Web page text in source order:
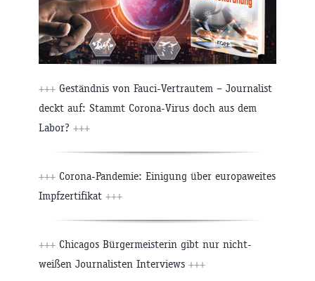
+++ Geständnis von Fauci-Vertrautem – Journalist
deckt auf: Stammt Corona-Virus doch aus dem
Labor? +++
+++ Corona-Pandemie: Einigung über europaweites
Impfzertifikat +++
+++ Chicagos Bürgermeisterin gibt nur nicht-
weißen Journalisten Interviews +++